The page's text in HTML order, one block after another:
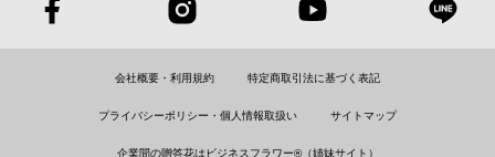
会社概要・利用規約 特定商取引法に基づく表記
プライバシーポリシー・個人情報取扱い サイトマップ
企業間の贈答花はビジネスフラワー®（姉妹サイト）